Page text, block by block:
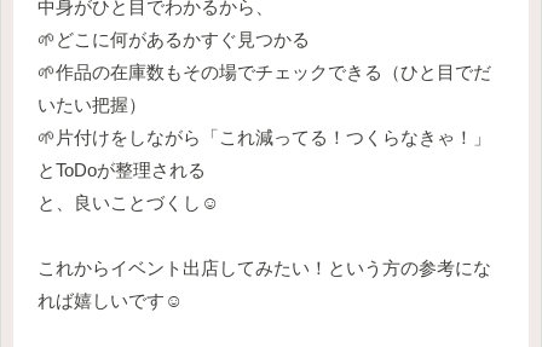
中身がひと目でわかるから、
🌱どこに何があるかすぐ見つかる
🌱作品の在庫数もその場でチェックできる（ひと目でだ
いたい把握）
🌱片付けをしながら「これ減ってる！つくらなきゃ！」
とToDoが整理される
と、良いことづくし☺️
これからイベント出店してみたい！という方の参考にな
れば嬉しいです☺️